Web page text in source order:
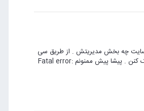
سایت چه بخش مدیریتش . از طریق سی
پنل بخش خطاهای سایت رو فعال کردم و این پیغام رو نشون میده . ممنون میشم اگر دوستان اطلاعی دارن کمک کنن . پیشا پیش ممنونم Fatal error: